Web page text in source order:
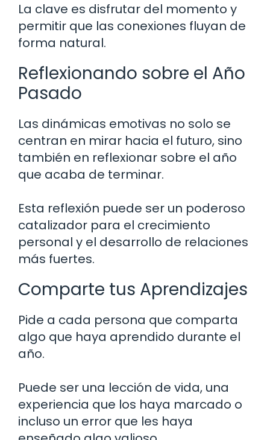
La clave es disfrutar del momento y
permitir que las conexiones fluyan de
forma natural.
Reflexionando sobre el Año
Pasado
Las dinámicas emotivas no solo se
centran en mirar hacia el futuro, sino
también en reflexionar sobre el año
que acaba de terminar.
Esta reflexión puede ser un poderoso
catalizador para el crecimiento
personal y el desarrollo de relaciones
más fuertes.
Comparte tus Aprendizajes
Pide a cada persona que comparta
algo que haya aprendido durante el
año.
Puede ser una lección de vida, una
experiencia que los haya marcado o
incluso un error que les haya